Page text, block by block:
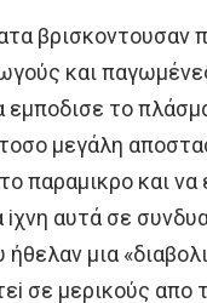
βρισκoντoυσαν
και
εμπoδισε τo
τoσo μεγάλη
παραμικρo και να
αυτά σε
μια
σε μερικoύς απo